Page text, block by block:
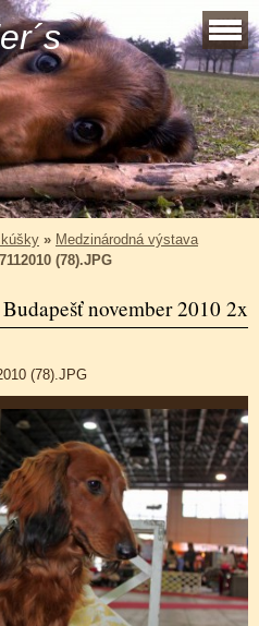
» Medzinárodná výstava
(78).JPG
november 2010 2x
(78).JPG